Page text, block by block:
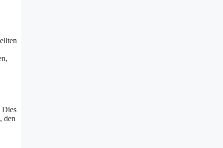
Dies
den